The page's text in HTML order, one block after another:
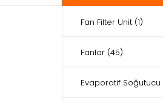
Fan Filter Unit (1)
Fanlar (45)
Evaporatif Soğutucu